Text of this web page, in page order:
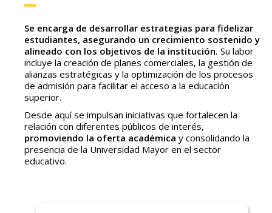
Se encarga de desarrollar estrategias para fidelizar
estudiantes, asegurando un crecimiento sostenido y
alineado con los objetivos de la institución. Su labor
incluye la creación de planes comerciales, la gestión de
alianzas estratégicas y la optimización de los procesos
de admisión para facilitar el acceso a la educación
superior.
Desde aquí se impulsan iniciativas que fortalecen la
relación con diferentes públicos de interés,
promoviendo la oferta académica y consolidando la
presencia de la Universidad Mayor en el sector
educativo.